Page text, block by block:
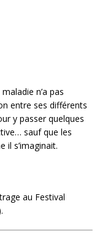
n’a pas
entre ses différents
y passer quelques
sauf que les
il s’imaginait.
au Festival